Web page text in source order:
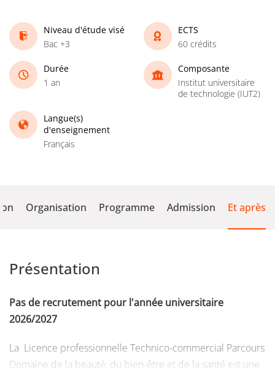
Niveau d'étude visé
Bac +3
ECTS
60 crédits
Durée
1 an
Composante
Institut universitaire
de technologie (IUT2)
Langue(s)
d'enseignement
Français
Organisation Programme Admission Et après
Présentation
Pas de recrutement pour l'année universitaire
2026/2027
La Licence professionnelle Technico-commercial Parcours
Domaine de la beauté, du bien-être et de la santé est une